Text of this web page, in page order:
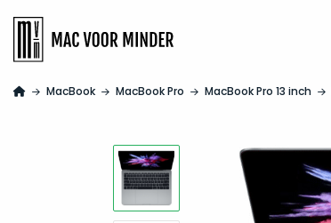
MacBook MacBook Pro MacBook Pro 13 inch